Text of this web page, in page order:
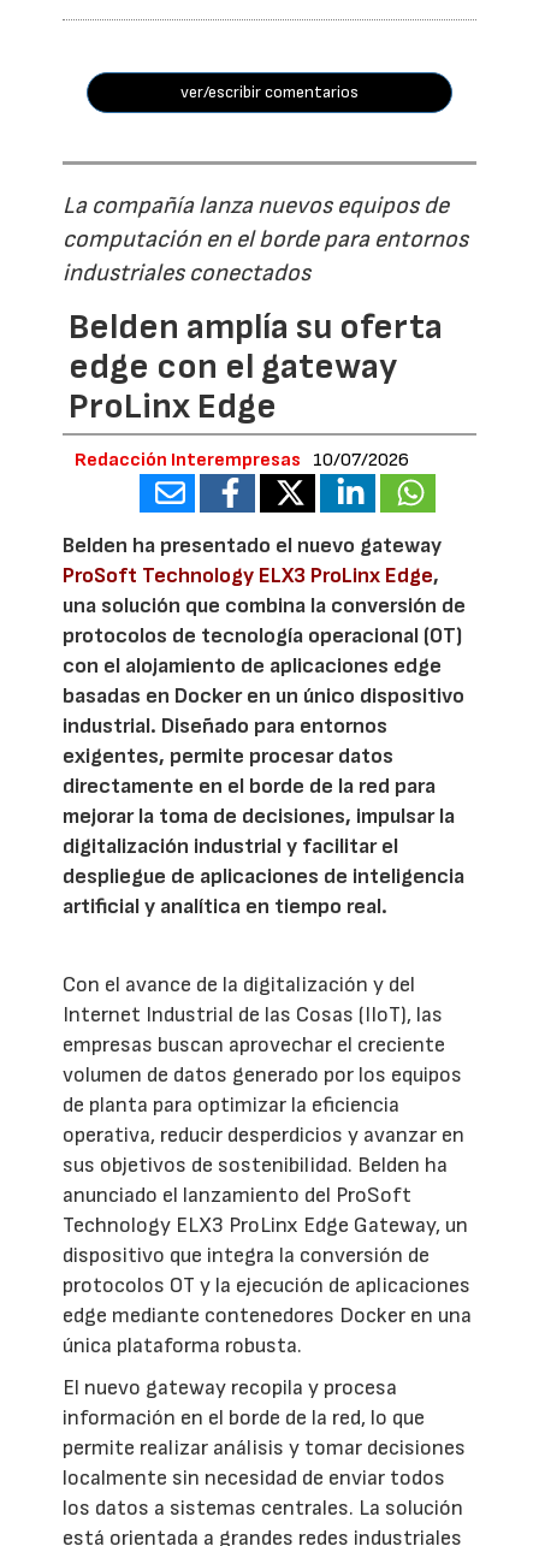
ver/escribir comentarios
La compañía lanza nuevos equipos de
computación en el borde para entornos
industriales conectados
Belden amplía su oferta
edge con el gateway
ProLinx Edge
Redacción Interempresas 10/07/2026
Belden ha presentado el nuevo gateway
ProSoft Technology ELX3 ProLinx Edge,
una solución que combina la conversión de
protocolos de tecnología operacional (OT)
con el alojamiento de aplicaciones edge
basadas en Docker en un único dispositivo
industrial. Diseñado para entornos
exigentes, permite procesar datos
directamente en el borde de la red para
mejorar la toma de decisiones, impulsar la
digitalización industrial y facilitar el
despliegue de aplicaciones de inteligencia
artificial y analítica en tiempo real.
Con el avance de la digitalización y del
Internet Industrial de las Cosas (IIoT), las
empresas buscan aprovechar el creciente
volumen de datos generado por los equipos
de planta para optimizar la eficiencia
operativa, reducir desperdicios y avanzar en
sus objetivos de sostenibilidad. Belden ha
anunciado el lanzamiento del ProSoft
Technology ELX3 ProLinx Edge Gateway, un
dispositivo que integra la conversión de
protocolos OT y la ejecución de aplicaciones
edge mediante contenedores Docker en una
única plataforma robusta.
El nuevo gateway recopila y procesa
información en el borde de la red, lo que
permite realizar análisis y tomar decisiones
localmente sin necesidad de enviar todos
los datos a sistemas centrales. La solución
está orientada a grandes redes industriales